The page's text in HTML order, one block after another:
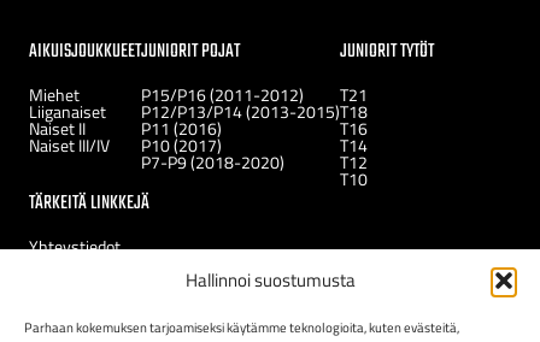
Hallinnoi suostumusta
Parhaan kokemuksen tarjoamiseksi käytämme teknologioita, kuten evästeitä,
AIKUISJOUKKUEET
Miehet
Liiganaiset
Naiset II
Naiset III/IV
JUNIORIT POJAT
P15/P16 (2011-2012)
P12/P13/P14 (2013-2015)
P11 (2016)
P10 (2017)
P7-P9 (2018-2020)
JUNIORIT TYTÖT
T21
T18
T16
T14
T12
T10
TÄRKEITÄ LINKKEJÄ
Yhteystiedot